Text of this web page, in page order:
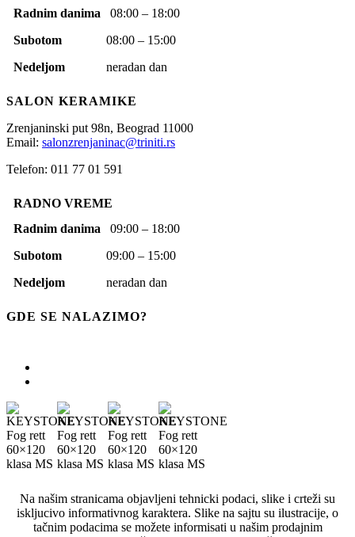
Radnim danima 08:00 – 18:00
Subotom 08:00 – 15:00
Nedeljom neradan dan
SALON KERAMIKE
Zrenjaninski put 98n, Beograd 11000
Email: salonzrenjaninac@triniti.rs
Telefon: 011 77 01 591
RADNO VREME
Radnim danima 09:00 – 18:00
Subotom 09:00 – 15:00
Nedeljom neradan dan
GDE SE NALAZIMO?
Na našim stranicama objavljeni tehnicki podaci, slike i crteži su
iskljucivo informativnog karaktera. Slike na sajtu su ilustracije, o
tačnim podacima se možete informisati u našim prodajnim